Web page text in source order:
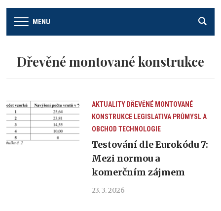
MENU
Dřevěné montované konstrukce
AKTUALITY DŘEVĚNÉ MONTOVANÉ
KONSTRUKCE LEGISLATIVA PRŮMYSL A
OBCHOD TECHNOLOGIE
Testování dle Eurokódu 7:
Mezi normou a
komerčním zájmem
23. 3. 2026